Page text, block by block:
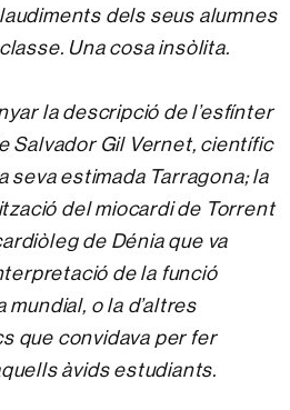
dels seus alumnes
Una cosa insòlita.
la descripció de l’esfínter
Salvador Gil Vernet, científic
seva estimada Tarragona; la
del miocardi de Torrent
de Dénia que va
de la funció
mundial, o la d’altres
que convidava per fer
àvids estudiants.